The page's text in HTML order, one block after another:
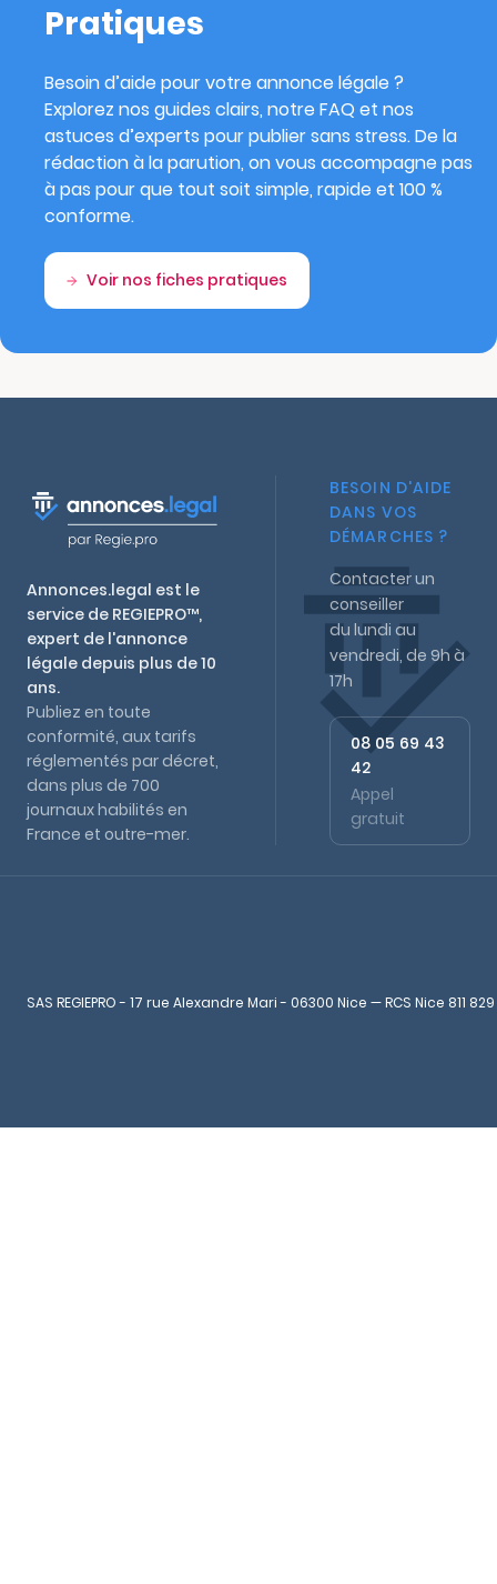
Pratiques
Besoin d’aide pour votre annonce légale ?
Explorez nos guides clairs, notre FAQ et nos
astuces d’experts pour publier sans stress. De la
rédaction à la parution, on vous accompagne pas
à pas pour que tout soit simple, rapide et 100 %
conforme.
Voir nos fiches pratiques
Annonces.legal est le
service de REGIEPRO™,
expert de l'annonce
légale depuis plus de 10
ans.
Publiez en toute
conformité, aux tarifs
réglementés par décret,
dans plus de 700
journaux habilités en
France et outre-mer.
BESOIN D'AIDE
DANS VOS
DÉMARCHES ?
Contacter un
conseiller
du lundi au
vendredi, de 9h à
17h
08 05 69 43
42
Appel
gratuit
SAS REGIEPRO - 17 rue Alexandre Mari - 06300 Nice — RCS Nice 811